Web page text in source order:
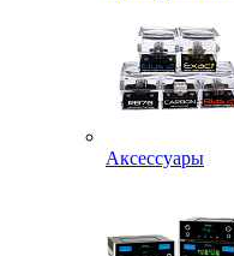
Аксессуары